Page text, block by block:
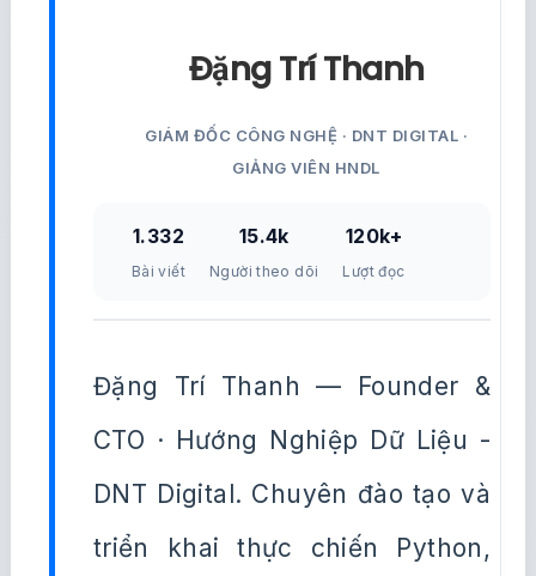
Đặng Trí Thanh
GIÁM ĐỐC CÔNG NGHỆ · DNT DIGITAL ·
GIẢNG VIÊN HNDL
1.332
Bài viết
15.4k
Người theo dõi
120k+
Lượt đọc
Đặng Trí Thanh — Founder &
CTO · Hướng Nghiệp Dữ Liệu -
DNT Digital. Chuyên đào tạo và
triển khai thực chiến Python,